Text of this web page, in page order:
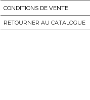
CONDITIONS DE VENTE
RETOURNER AU CATALOGUE